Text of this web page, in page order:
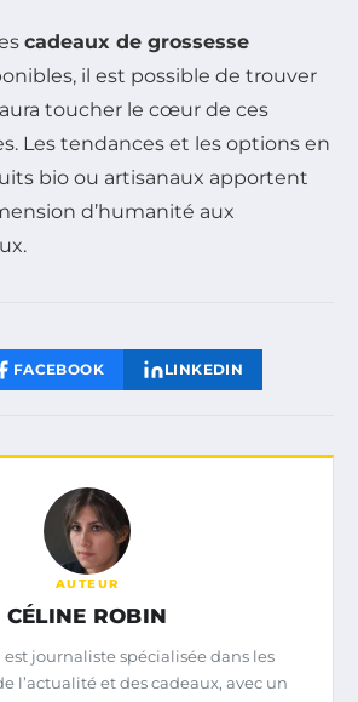
cadeaux de grossesse
il est possible de trouver
toucher le cœur de ces
Les tendances et les options en
bio ou artisanaux apportent
d’humanité aux
FACEBOOK LINKEDIN
AUTEUR
CÉLINE ROBIN
journaliste spécialisée dans les
l’actualité et des cadeaux, avec un